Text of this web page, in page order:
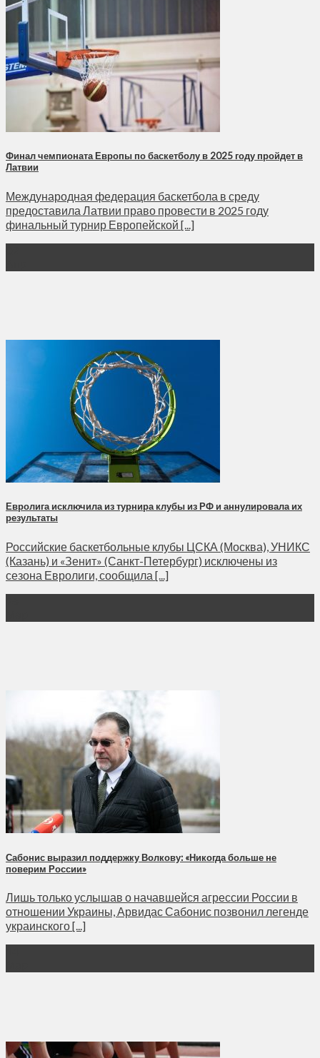
Финал чемпионата Европы по баскетболу в 2025 году пройдет в
Латвии
Международная федерация баскетбола в среду
предоставила Латвии право провести в 2025 году
финальный турнир Европейской [...]
Евролига исключила из турнира клубы из РФ и аннулировала их
результаты
Российские баскетбольные клубы ЦСКА (Москва), УНИКС
(Казань) и «Зенит» (Санкт-Петербург) исключены из
сезона Евролиги, сообщила [...]
Сабонис выразил поддержку Волкову: «Никогда больше не
поверим России»
Лишь только услышав о начавшейся агрессии России в
отношении Украины, Арвидас Сабонис позвонил легенде
украинского [...]